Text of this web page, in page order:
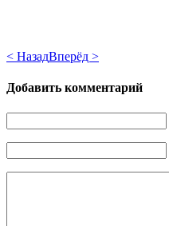
< НазадВперёд >
Добавить комментарий